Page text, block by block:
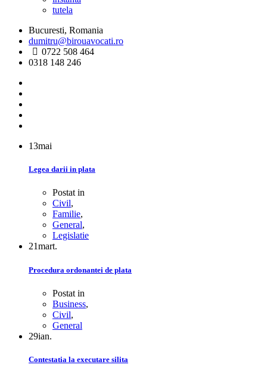
tutela
Bucuresti, Romania
dumitru@birouavocati.ro
0722 508 464
0318 148 246
13mai
Legea darii in plata
Postat in
Civil,
Familie,
General,
Legislatie
21mart.
Procedura ordonantei de plata
Postat in
Business,
Civil,
General
29ian.
Contestatia la executare silita